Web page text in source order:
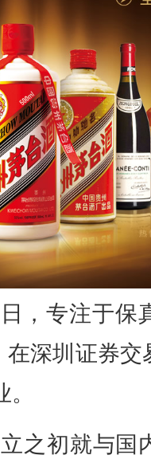
，专注于保
深圳证券
之初就与国